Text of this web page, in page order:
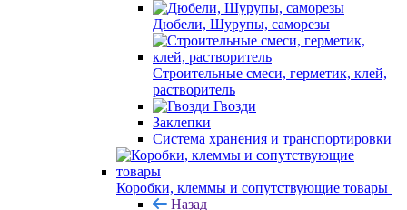
Дюбели, Шурупы, саморезы
Строительные смеси, герметик, клей,
растворитель
Гвозди
Заклепки
Система хранения и транспортировки
Коробки, клеммы и сопутствующие товары
Назад